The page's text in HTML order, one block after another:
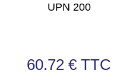
UPN 200
60.72 € TTC